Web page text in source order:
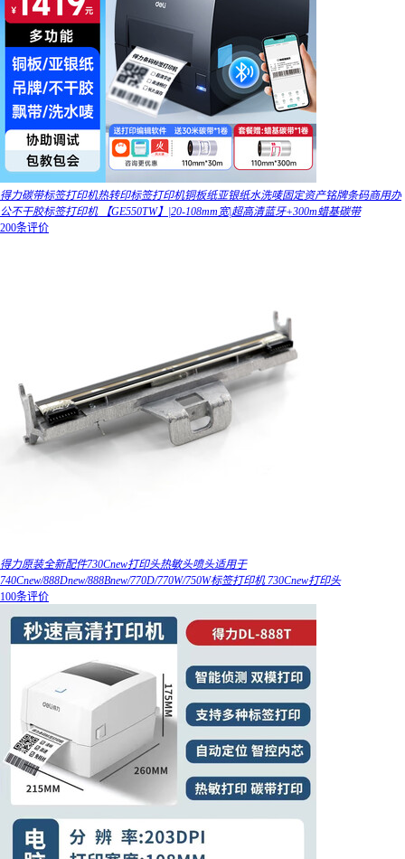
得力碳带标签打印机热转印标签打印机铜板纸亚银纸水洗唛固定资产铭牌条码商用办
公不干胶标签打印机 【GE550TW】|20-108mm宽|超高清蓝牙+300m蜡基碳带
200条评价
得力原装全新配件730Cnew打印头热敏头喷头适用于
740Cnew/888Dnew/888Bnew/770D/770W/750W标签打印机 730Cnew打印头
100条评价